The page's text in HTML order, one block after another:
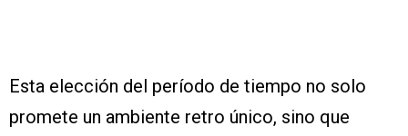
Esta elección del período de tiempo no solo
promete un ambiente retro único, sino que